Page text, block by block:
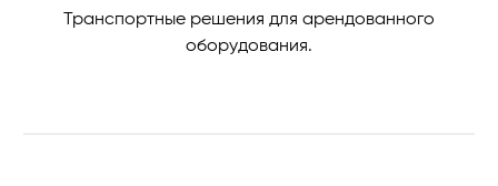
Транспортные решения для арендованного
оборудования.